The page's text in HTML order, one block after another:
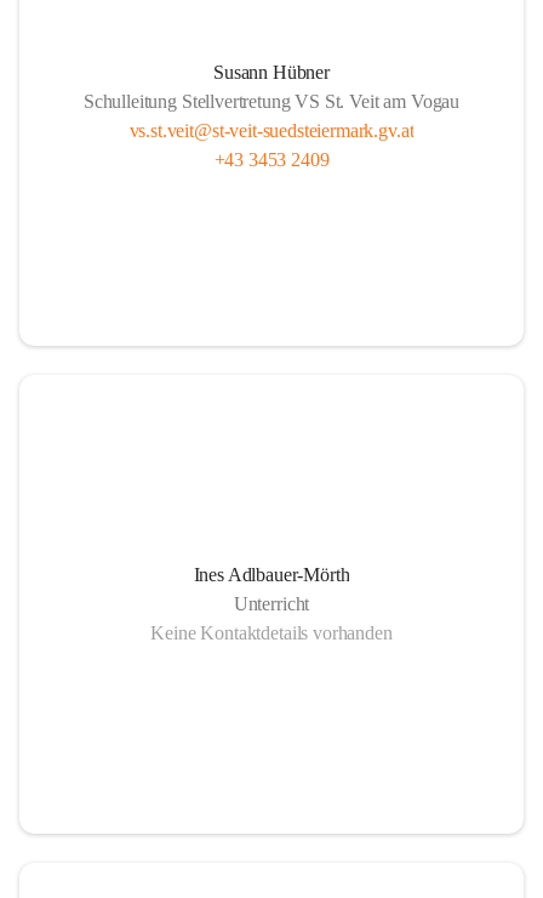
Susann Hübner
Schulleitung Stellvertretung VS St. Veit am Vogau
vs.st.veit@st-veit-suedsteiermark.gv.at
+43 3453 2409
Ines Adlbauer-Mörth
Unterricht
Keine Kontaktdetails vorhanden